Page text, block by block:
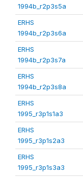
1994b_r2p3s5a
ERHS
1994b_r2p3s6a
ERHS
1994b_r2p3s7a
ERHS
1994b_r2p3s8a
ERHS
1995_r3p1s1a3
ERHS
1995_r3p1s2a3
ERHS
1995_r3p1s3a3